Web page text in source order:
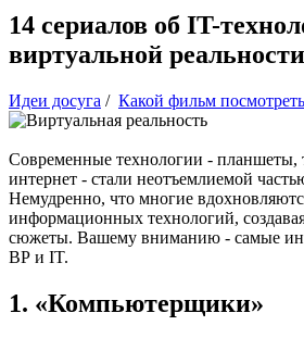
14 сериалов об IT-
виртуальной реальности
Идеи досуга / Какой фильм посмотреть
Современные технологии - планшеты,
интернет - стали неотъемлиемой
Немудренно, что многие
информационных технологий,
сюжеты. Вашему вниманию - самые
ВР и IT.
1. «Компьютерщики»